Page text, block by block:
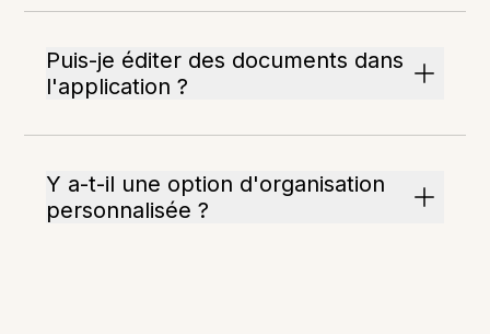
Puis-je éditer des documents dans
l'application ?
Y a-t-il une option d'organisation
personnalisée ?